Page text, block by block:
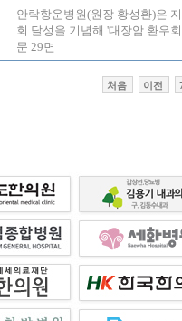
안락항운병원(원장 황성환)은
회 달성을 기념해 '대장암 환우
문 29면
처음 이전